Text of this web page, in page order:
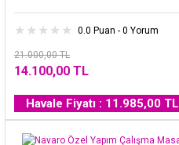
0.0 Puan - 0 Yorum
21.000,00 TL
14.100,00 TL
Havale Fiyatı : 11.985,00 TL